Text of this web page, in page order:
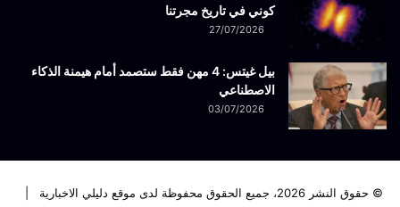
كوني في تاريخ مجرتنا
27/07/2026
بيل غيتس: 4 مهن فقط ستصمد أمام هيمنة الذكاء
الاصطناعي
03/07/2026
© حقوق النشر 2026، جميع الحقوق محفوظة لدى موقع دليلي الاخبارية |